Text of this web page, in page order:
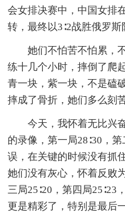
会女排决赛中，中国女排
转，最终以3∶2战胜俄罗斯
她们不怕苦不怕累，
练十几个小时，摔倒了爬
青一块，紫一块，不是磕
摔成了骨折，她们多么刻
今天，我怀着无比兴
的录像，第一局28∶30，
误，在关键的时候没有抓
她们没有灰心，怀着反败
三局25∶20，第四局25∶23
更是精彩了，特别是最后